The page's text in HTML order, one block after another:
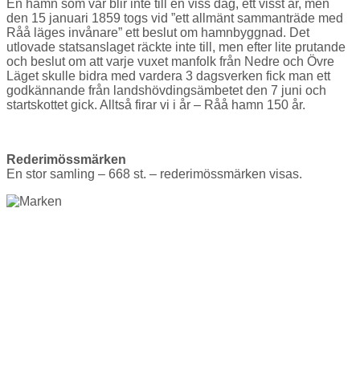
En hamn som vår blir inte till en viss dag, ett visst år, men
den 15 januari 1859 togs vid ”ett allmänt sammanträde med
Råå läges invånare” ett beslut om hamnbyggnad. Det
utlovade statsanslaget räckte inte till, men efter lite prutande
och beslut om att varje vuxet manfolk från Nedre och Övre
Läget skulle bidra med vardera 3 dagsverken fick man ett
godkännande från landshövdingsämbetet den 7 juni och
startskottet gick. Alltså firar vi i år – Råå hamn 150 år.
Rederimössmärken
En stor samling – 668 st. – rederimössmärken visas.